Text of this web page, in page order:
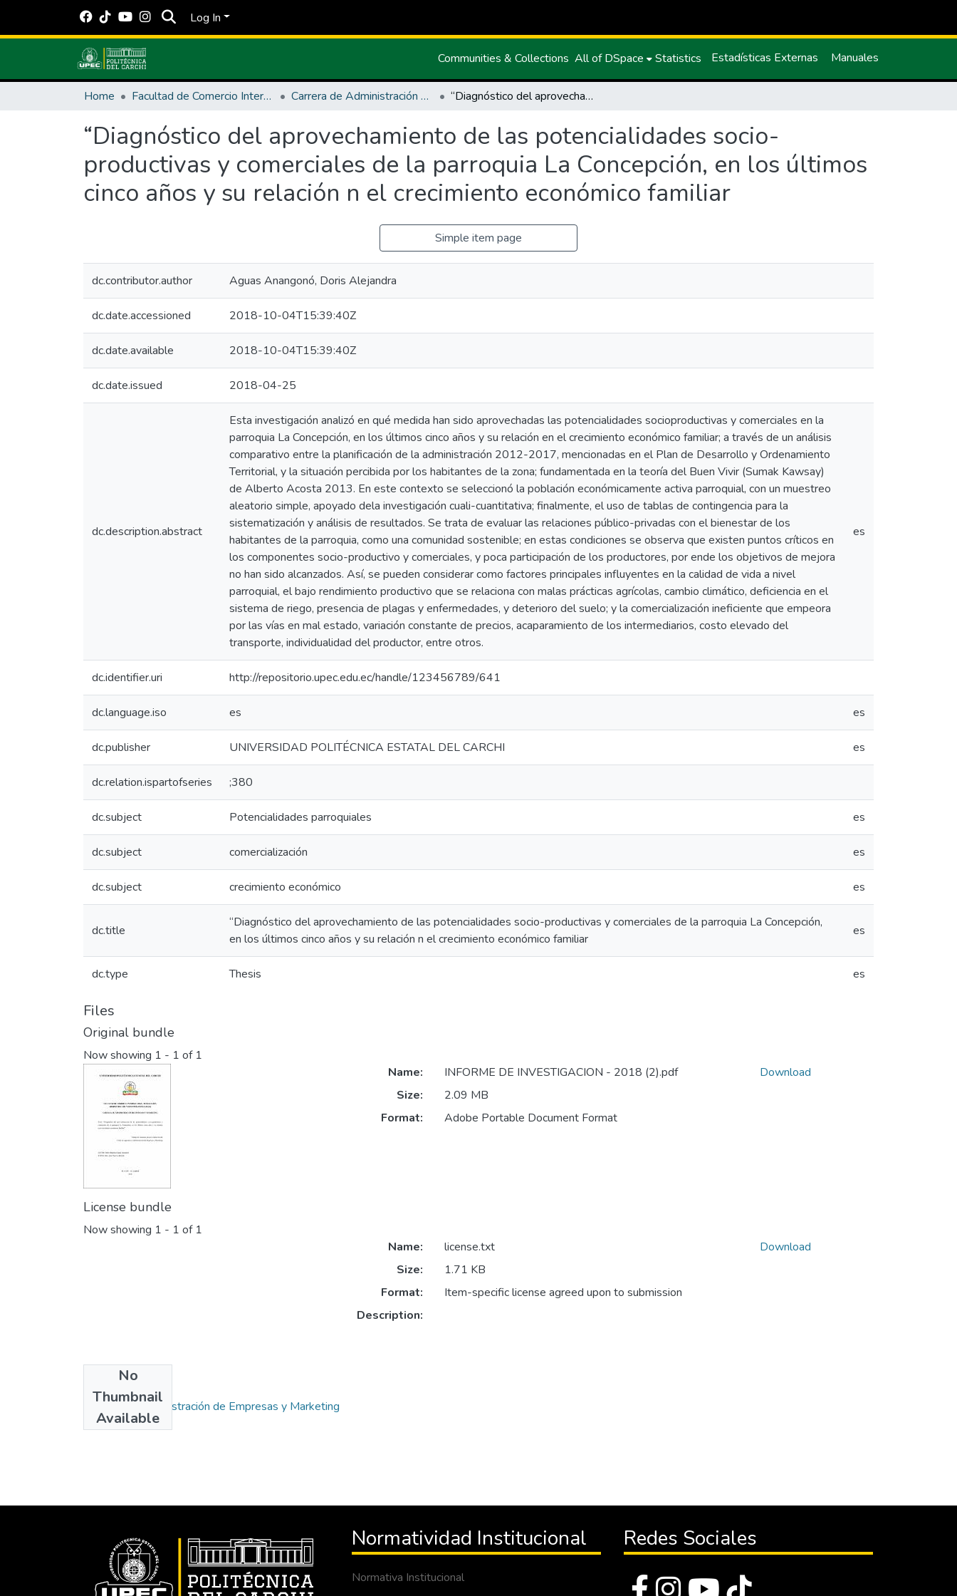
Log In
Communities & Collections All of DSpace Statistics Estadísticas Externas Manuales
Home Facultad de Comercio Internacional, Integración, Administración y Economía Empresarial Carrera de Administración de Empresas y Marketing “Diagnóstico del aprovechamiento de las potencialidades socio-productivas y comerciales de la parroquia La Concepción, en los últimos cinco años y su relación n el crecimiento económico familiar
“Diagnóstico del aprovechamiento de las potencialidades socio-
productivas y comerciales de la parroquia La Concepción, en los últimos
cinco años y su relación n el crecimiento económico familiar
Simple item page
dc.contributor.author Aguas Anangonó, Doris Alejandra
dc.date.accessioned 2018-10-04T15:39:40Z
dc.date.available 2018-10-04T15:39:40Z
dc.date.issued 2018-04-25
dc.description.abstract
Esta investigación analizó en qué medida han sido aprovechadas las potencialidades socioproductivas y comerciales en la
parroquia La Concepción, en los últimos cinco años y su relación en el crecimiento económico familiar; a través de un análisis
comparativo entre la planificación de la administración 2012-2017, mencionadas en el Plan de Desarrollo y Ordenamiento
Territorial, y la situación percibida por los habitantes de la zona; fundamentada en la teoría del Buen Vivir (Sumak Kawsay)
de Alberto Acosta 2013. En este contexto se seleccionó la población económicamente activa parroquial, con un muestreo
aleatorio simple, apoyado dela investigación cuali-cuantitativa; finalmente, el uso de tablas de contingencia para la
sistematización y análisis de resultados. Se trata de evaluar las relaciones público-privadas con el bienestar de los
habitantes de la parroquia, como una comunidad sostenible; en estas condiciones se observa que existen puntos críticos en
los componentes socio-productivo y comerciales, y poca participación de los productores, por ende los objetivos de mejora
no han sido alcanzados. Así, se pueden considerar como factores principales influyentes en la calidad de vida a nivel
parroquial, el bajo rendimiento productivo que se relaciona con malas prácticas agrícolas, cambio climático, deficiencia en el
sistema de riego, presencia de plagas y enfermedades, y deterioro del suelo; y la comercialización ineficiente que empeora
por las vías en mal estado, variación constante de precios, acaparamiento de los intermediarios, costo elevado del
transporte, individualidad del productor, entre otros.
es
dc.identifier.uri http://repositorio.upec.edu.ec/handle/123456789/641
dc.language.iso es es
dc.publisher UNIVERSIDAD POLITÉCNICA ESTATAL DEL CARCHI es
dc.relation.ispartofseries ;380
dc.subject Potencialidades parroquiales es
dc.subject comercialización es
dc.subject crecimiento económico es
dc.title
“Diagnóstico del aprovechamiento de las potencialidades socio-productivas y comerciales de la parroquia La Concepción,
en los últimos cinco años y su relación n el crecimiento económico familiar
es
dc.type Thesis es
Files
Original bundle
Now showing 1 - 1 of 1
Name:
INFORME DE INVESTIGACION - 2018 (2).pdf
Size:
2.09 MB
Format:
Adobe Portable Document Format
Download
License bundle
Now showing 1 - 1 of 1
No
Thumbnail
Available
Name:
license.txt
Size:
1.71 KB
Format:
Item-specific license agreed upon to submission
Description:
Download
Collections
Carrera de Administración de Empresas y Marketing
Normatividad Institucional
Normativa Institucional
Redes Sociales